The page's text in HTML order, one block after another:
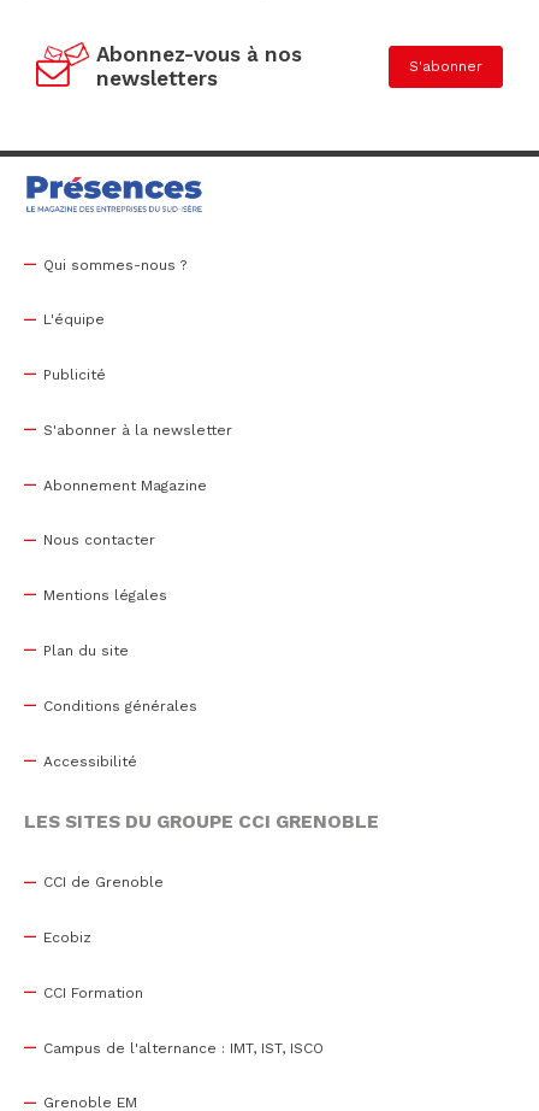
Abonnez-vous à nos
newsletters
S'abonner
Qui sommes-nous ?
L'équipe
Publicité
S'abonner à la newsletter
Abonnement Magazine
Nous contacter
Mentions légales
Plan du site
Conditions générales
Accessibilité
LES SITES DU GROUPE CCI GRENOBLE
CCI de Grenoble
Ecobiz
CCI Formation
Campus de l'alternance : IMT, IST, ISCO
Grenoble EM